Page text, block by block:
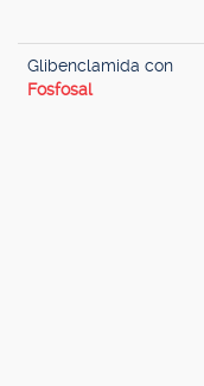
Glibenclamida con
Fosfosal